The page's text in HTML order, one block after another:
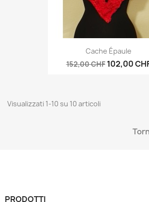
Cache Épaule
152,00 CHF 102,00
Visualizzati 1-10 su 10 articoli
PRODOTTI